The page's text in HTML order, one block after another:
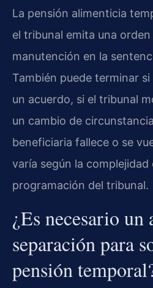
La pensión alimenticia
el tribunal emita una
manutención en la
También puede terminar
un acuerdo, si el tribunal
un cambio de
beneficiaria fallece o se
varía según la complejidad
programación del tribunal.
¿Es necesario un
separación para
pensión